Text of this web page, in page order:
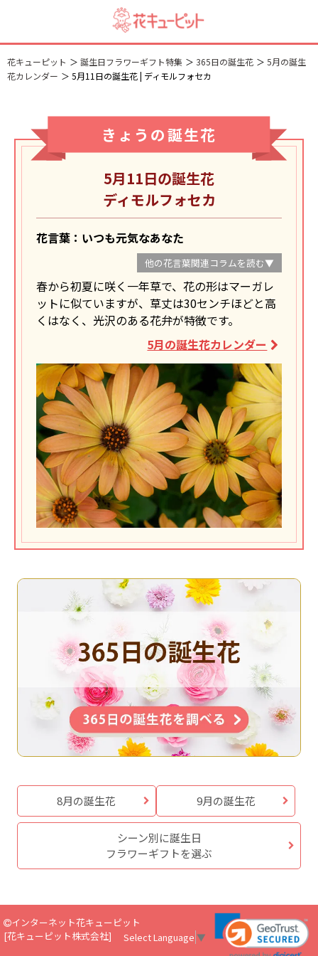
花キューピット 誕生日フラワーギフト特集 365日の誕生花
5月の誕生
花カレンダー
5月11日の誕生花 | ディモルフォセカ
きょうの誕生花
5月11日の誕生花
ディモルフォセカ
花言葉：いつも元気なあなた
他の花言葉関連コラムを読む▼
春から初夏に咲く一年草で、花の形はマーガレ
ットに似ていますが、草丈は30センチほどと高
くはなく、光沢のある花弁が特徴です。
5月の誕生花カレンダー
8月の誕生花 9月の誕生花
シーン別に誕生日
フラワーギフトを選ぶ
インターネット花キューピット
[花キューピット株式会社] Select Language ▼